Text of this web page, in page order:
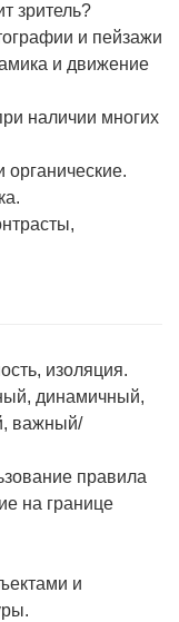
зритель?
и пейзажи
и движение
наличии многих
изоляция.
динамичный,
важный/
правила
на границе
и